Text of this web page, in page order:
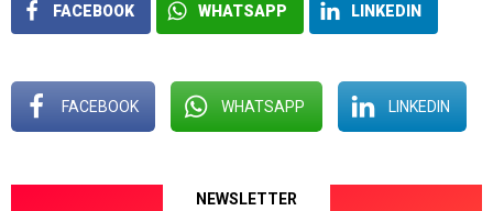
FACEBOOK WHATSAPP LINKEDIN
FACEBOOK WHATSAPP LINKEDIN
NEWSLETTER